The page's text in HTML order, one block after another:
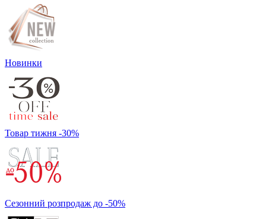
Новинки
Товар тижня -30%
Сезонний розпродаж до -50%